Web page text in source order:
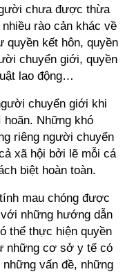
chưa được thừa
rào cản khác về
quyền kết hôn, quyền
chuyển giới, quyền
lao động…
chuyển giới khi
Những khó
riêng người chuyển
xã hội bởi lẽ mỗi cá
biệt hoàn toàn.
mau chóng được
những hướng dẫn
thể thực hiện quyền
những cơ sở y tế có
vấn đề, những